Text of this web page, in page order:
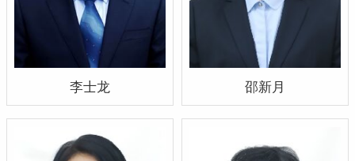
李士龙 邵新月